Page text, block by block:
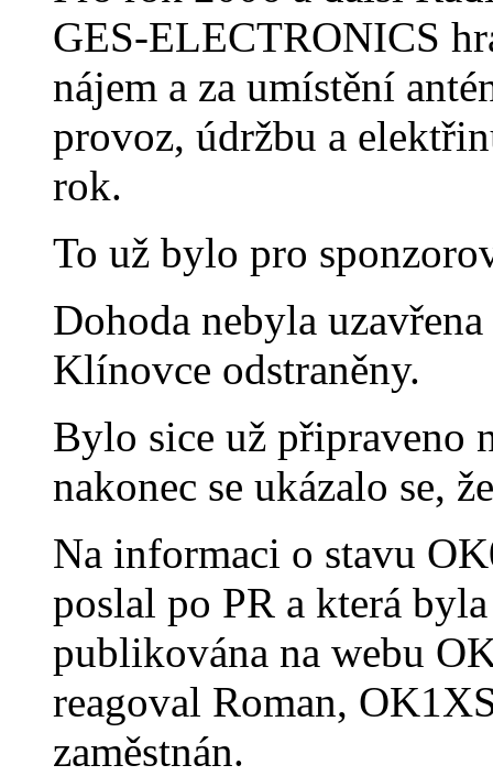
GES-ELECTRONICS
nájem a za umístění
provoz, údržbu a
rok.
To už bylo pro
Dohoda nebyla
Klínovce odstraněny.
Bylo sice už připraveno
nakonec se ukázalo se,
Na informaci o stavu
poslal po PR a která
publikována na webu
reagoval Roman,
zaměstnán.